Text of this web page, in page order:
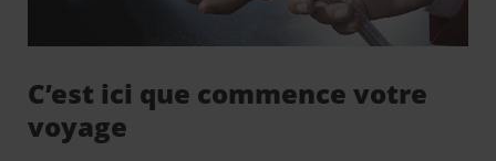
C’est ici que commence votre
voyage